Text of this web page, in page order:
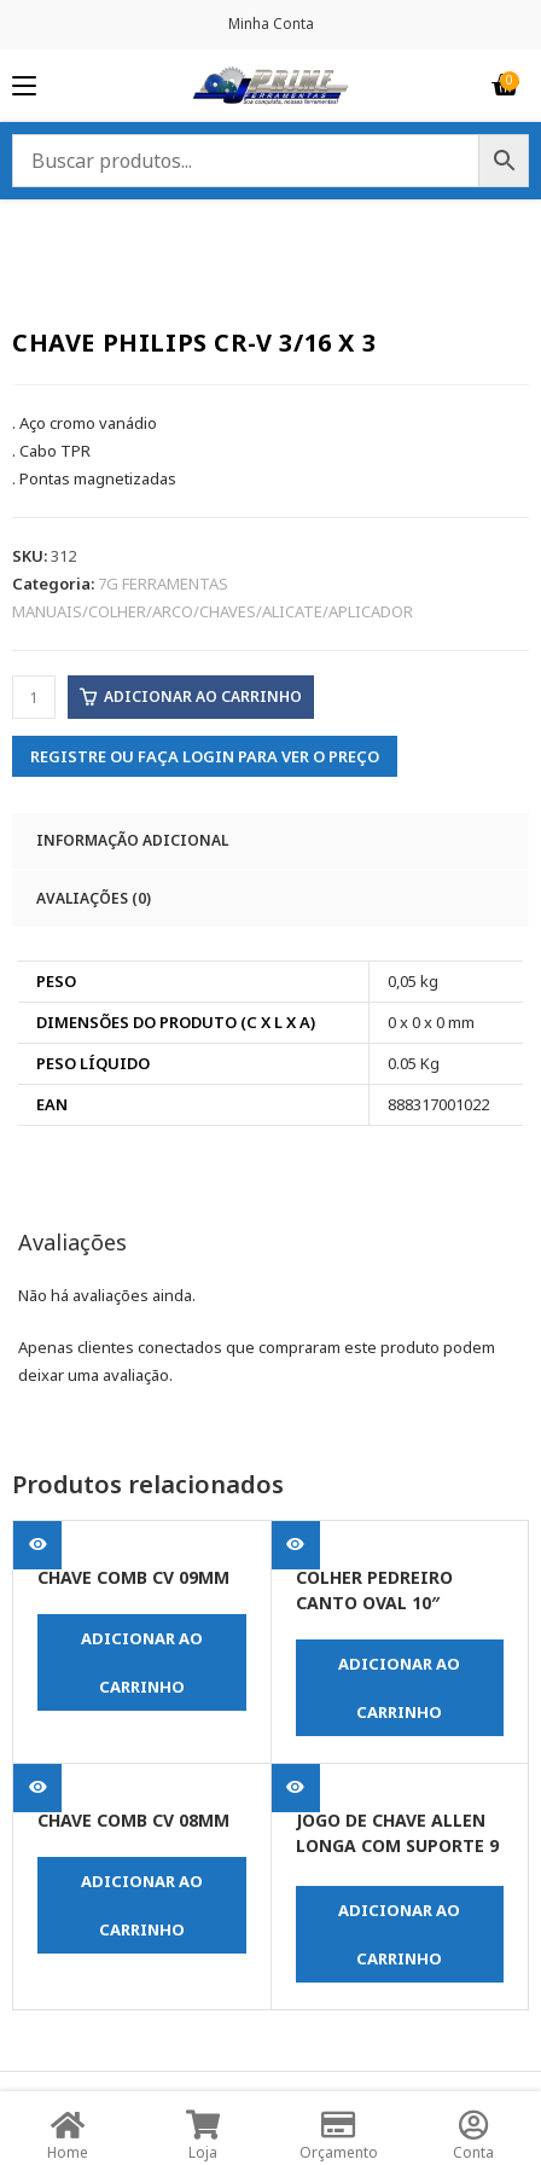
Minha Conta
CHAVE PHILIPS CR-V 3/16 X 3
. Aço cromo vanádio
. Cabo TPR
. Pontas magnetizadas
SKU:312
Categoria: 7G FERRAMENTAS
MANUAIS/COLHER/ARCO/CHAVES/ALICATE/APLICADOR
ADICIONAR AO CARRINHO
REGISTRE OU FAÇA LOGIN PARA VER O PREÇO
INFORMAÇÃO ADICIONAL
AVALIAÇÕES (0)
PESO
0,05 kg
DIMENSÕES DO PRODUTO (C X L X A)
0 x 0 x 0 mm
PESO LÍQUIDO
0.05 Kg
EAN
888317001022
Avaliações
Não há avaliações ainda.
Apenas clientes conectados que compraram este produto podem
deixar uma avaliação.
Produtos relacionados
CHAVE COMB CV 09MM
ADICIONAR AO
CARRINHO
COLHER PEDREIRO
CANTO OVAL 10″
ADICIONAR AO
CARRINHO
CHAVE COMB CV 08MM
ADICIONAR AO
CARRINHO
JOGO DE CHAVE ALLEN
LONGA COM SUPORTE 9
ADICIONAR AO
CARRINHO
© Copyright JPrime Ferramentas - Todos os Direitos
Reservados - Desenvolvido por UNO Studio Digital.
Home Loja Orçamento Conta